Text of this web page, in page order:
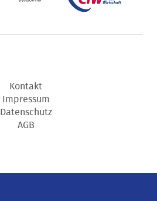
Kontakt
Impressum
Datenschutz
AGB